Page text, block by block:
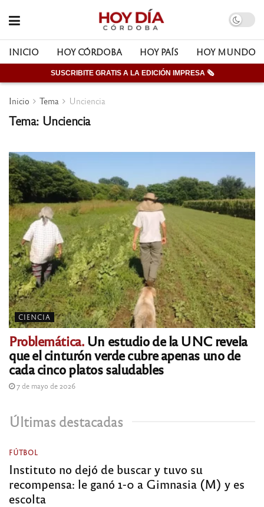
INICIO HOY CÓRDOBA HOY PAÍS HOY MUNDO
SUSCRIBITE GRATIS A LA EDICIÓN IMPRESA 🗞
Inicio Tema Unciencia
Tema: Unciencia
CIENCIA
Problemática.Un estudio de la UNC revela
que el cinturón verde cubre apenas uno de
cada cinco platos saludables
7 de mayo de 2026
Últimas destacadas
FÚTBOL
Instituto no dejó de buscar y tuvo su
recompensa: le ganó 1-0 a Gimnasia (M) y es
escolta